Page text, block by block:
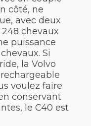
côté, ne
avec deux
chevaux
puissance
Si
la Volvo
voulez faire
conservant
le C40 est